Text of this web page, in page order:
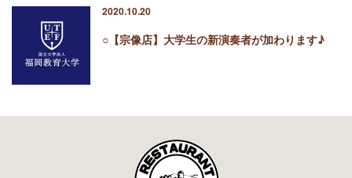
2020.10.20
○【宗像店】大学生の新演奏者が加わります♪